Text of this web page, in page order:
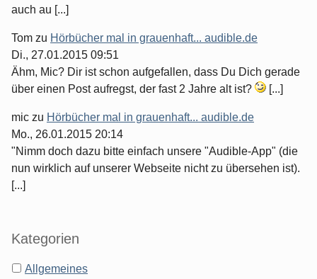
auch au [...]
Tom zu Hörbücher mal in grauenhaft... audible.de
Di., 27.01.2015 09:51
Ähm, Mic? Dir ist schon aufgefallen, dass Du Dich gerade
über einen Post aufregst, der fast 2 Jahre alt ist?
[...]
mic zu Hörbücher mal in grauenhaft... audible.de
Mo., 26.01.2015 20:14
"Nimm doch dazu bitte einfach unsere "Audible-App" (die
nun wirklich auf unserer Webseite nicht zu übersehen ist).
[...]
Kategorien
Allgemeines